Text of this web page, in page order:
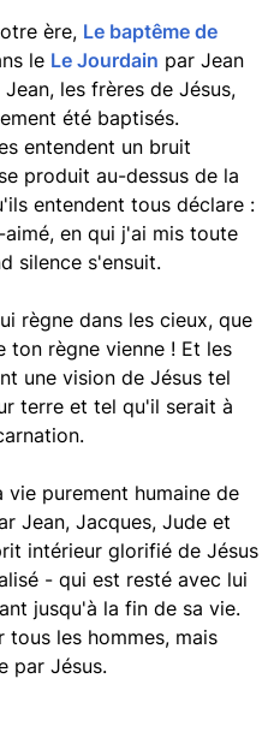
ère, Le baptême de
le Le Jourdain par Jean
les frères de Jésus,
été baptisés.
entendent un bruit
produit au-dessus de la
entendent tous déclare :
en qui j'ai mis toute
silence s'ensuit.
règne dans les cieux, que
ton règne vienne ! Et les
une vision de Jésus tel
terre et tel qu'il serait à
purement humaine de
Jean, Jacques, Jude et
intérieur glorifié de Jésus
- qui est resté avec lui
jusqu'à la fin de sa vie.
tous les hommes, mais
par Jésus.